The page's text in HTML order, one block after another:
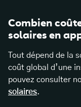
Combien
solaires en
Tout dépend de la
coût global d’une
pouvez consulter
solaires.